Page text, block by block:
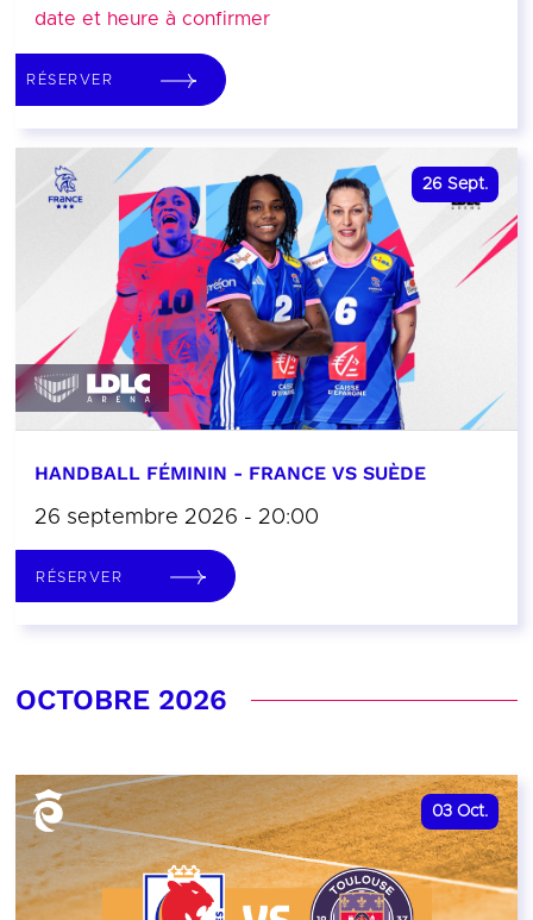
date et heure à confirmer
RÉSERVER
26 Sept.
HANDBALL FÉMININ - FRANCE VS SUÈDE
26 septembre 2026 - 20:00
RÉSERVER
OCTOBRE 2026
03 Oct.